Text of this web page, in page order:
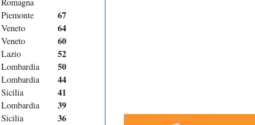
Piemonte 67
Veneto 64
Veneto 60
Lazio 52
Lombardia 50
Lombardia 44
Sicilia 41
Lombardia 39
Sicilia 36